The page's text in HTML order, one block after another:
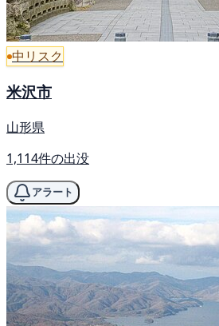
中リスク
米沢市
山形県
1,114件の出没
アラート